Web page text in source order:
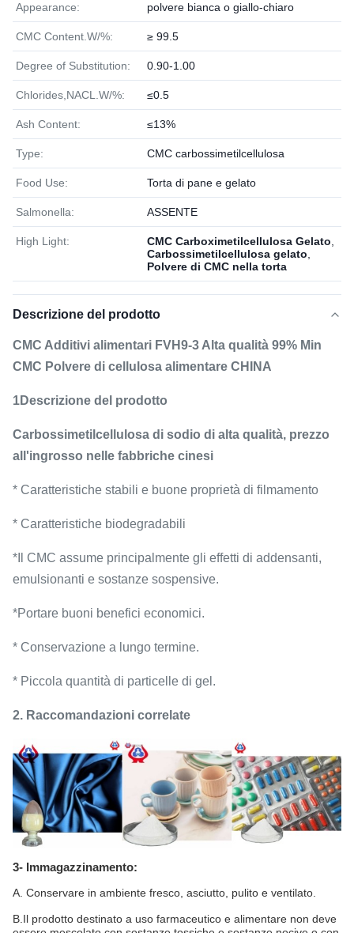
Appearance: polvere bianca o giallo-chiaro
CMC Content.W/%: ≥ 99.5
Degree of Substitution: 0.90-1.00
Chlorides,NACL.W/%: ≤0.5
Ash Content: ≤13%
Type: CMC carbossimetilcellulosa
Food Use: Torta di pane e gelato
Salmonella: ASSENTE
High Light: CMC Carboximetilcellulosa Gelato
Carbossimetilcellulosa gelato
Polvere di CMC nella torta
Descrizione del prodotto
CMC Additivi alimentari FVH9-3 Alta qualità 99% Min
CMC Polvere di cellulosa alimentare CHINA
1Descrizione del prodotto
Carbossimetilcellulosa di sodio di alta qualità, prezzo
all'ingrosso nelle fabbriche cinesi
* Caratteristiche stabili e buone proprietà di filmamento
* Caratteristiche biodegradabili
*Il CMC assume principalmente gli effetti di addensanti,
emulsionanti e sostanze sospensive.
*Portare buoni benefici economici.
* Conservazione a lungo termine.
* Piccola quantità di particelle di gel.
2. Raccomandazioni correlate
3- Immagazzinamento:
A. Conservare in ambiente fresco, asciutto, pulito e ventilato.
B.Il prodotto destinato a uso farmaceutico e alimentare non deve